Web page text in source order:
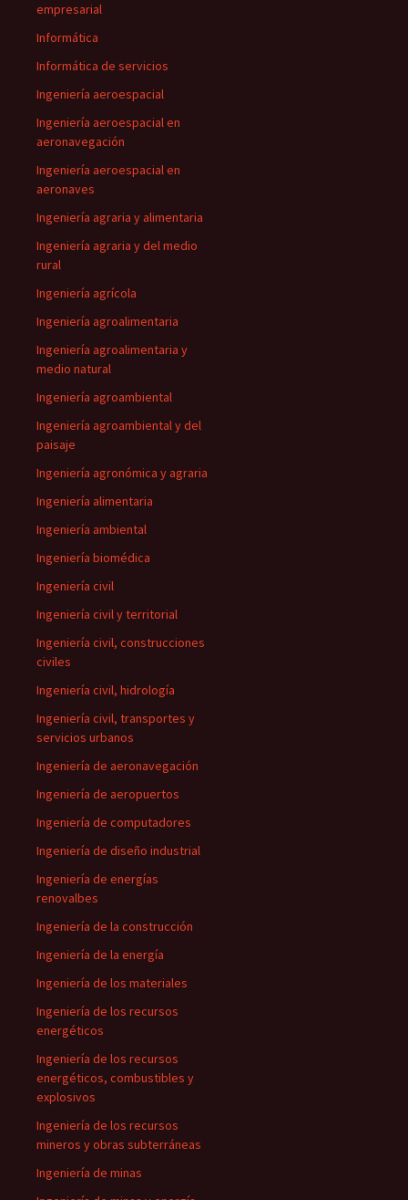
empresarial
Informática
Informática de servicios
Ingeniería aeroespacial
Ingeniería aeroespacial en
aeronavegación
Ingeniería aeroespacial en
aeronaves
Ingeniería agraria y alimentaria
Ingeniería agraria y del medio
rural
Ingeniería agrícola
Ingeniería agroalimentaria
Ingeniería agroalimentaria y
medio natural
Ingeniería agroambiental
Ingeniería agroambiental y del
paisaje
Ingeniería agronómica y agraria
Ingeniería alimentaria
Ingeniería ambiental
Ingeniería biomédica
Ingeniería civil
Ingeniería civil y territorial
Ingeniería civil, construcciones
civiles
Ingeniería civil, hidrología
Ingeniería civil, transportes y
servicios urbanos
Ingeniería de aeronavegación
Ingeniería de aeropuertos
Ingeniería de computadores
Ingeniería de diseño industrial
Ingeniería de energías
renovalbes
Ingeniería de la construcción
Ingeniería de la energía
Ingeniería de los materiales
Ingeniería de los recursos
energéticos
Ingeniería de los recursos
energéticos, combustibles y
explosivos
Ingeniería de los recursos
mineros y obras subterráneas
Ingeniería de minas